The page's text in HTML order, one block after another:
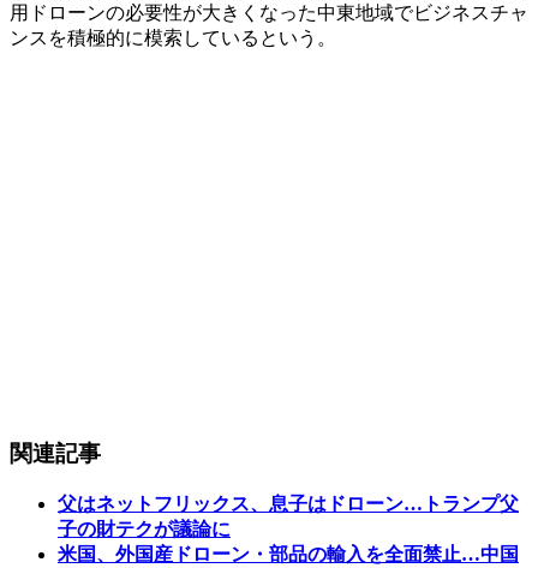
用ドローンの必要性が大きくなった中東地域でビジネスチャ
ンスを積極的に模索しているという。
関連記事
父はネットフリックス、息子はドローン…トランプ父
子の財テクが議論に
米国、外国産ドローン・部品の輸入を全面禁止…中国